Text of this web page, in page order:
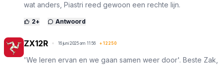
wat anders, Piastri reed gewoon een rechte lijn.
2+ Antwoord
ZX12R 16 juni 2025 om 11:56 + 12250
'We leren ervan en we gaan samen weer door'. Beste Zak,